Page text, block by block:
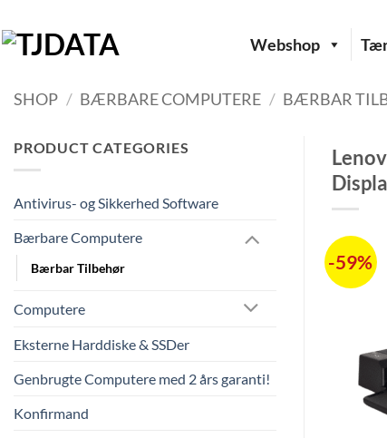
til
indhold
Webshop
SHOP / BÆRBARE COMPUTERE / BÆRBAR
PRODUCT CATEGORIES
Antivirus- og Sikkerhed Software
Bærbare Computere
Bærbar Tilbehør
Computere
Eksterne Harddiske & SSDer
Genbrugte Computere med 2 års garanti!
Konfirmand
-59%